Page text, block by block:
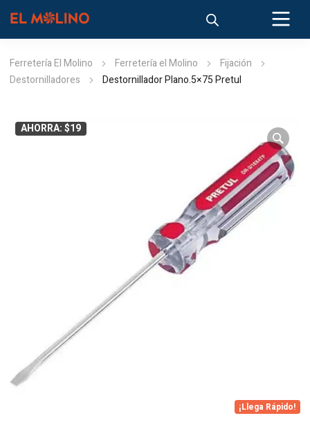
Ferretería El Molino Ferretería el Molino
Fijación
Destornilladores
Destornillador Plano.5×75 Pretul
AHORRA: $19
¡Llega Rápido!